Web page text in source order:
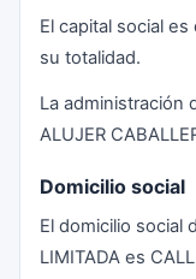
El capital social
su totalidad.
La administración
ALUJER
Domicilio social
El domicilio social
LIMITADA es